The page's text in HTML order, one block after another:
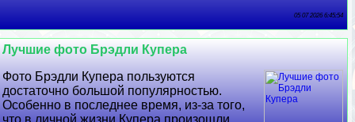
05 07 2026 6:45:54
Лучшие фото Брэдли Купера
Фото Брэдли Купера пользуются
достаточно большой популярностью.
Особенно в последнее время, из-за того,
что в личной жизни Купера произошли